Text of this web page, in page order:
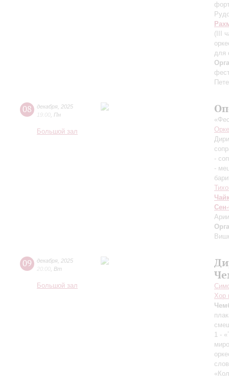
(III
для
08 декабря 2025
19:00 Пн
Большой зал
-
-
09 декабря 2025
20:00 Вт
Большой зал
Хор
1 -